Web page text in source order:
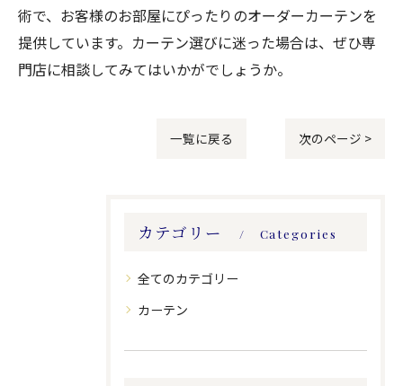
術で、お客様のお部屋にぴったりのオーダーカーテンを
提供しています。カーテン選びに迷った場合は、ぜひ専
門店に相談してみてはいかがでしょうか。
一覧に戻る 次のページ >
カテゴリー Categories
全てのカテゴリー
カーテン